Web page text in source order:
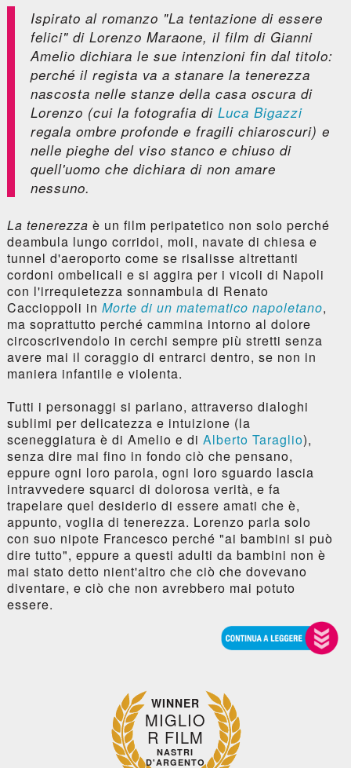
Ispirato al romanzo "La tentazione di essere
felici" di Lorenzo Maraone, il film di Gianni
Amelio dichiara le sue intenzioni fin dal titolo:
perché il regista va a stanare la tenerezza
nascosta nelle stanze della casa oscura di
Lorenzo (cui la fotografia di Luca Bigazzi
regala ombre profonde e fragili chiaroscuri) e
nelle pieghe del viso stanco e chiuso di
quell'uomo che dichiara di non amare
nessuno.
La tenerezza è un film peripatetico non solo perché
deambula lungo corridoi, moli, navate di chiesa e
tunnel d'aeroporto come se risalisse altrettanti
cordoni ombelicali e si aggira per i vicoli di Napoli
con l'irrequietezza sonnambula di Renato
Caccioppoli in Morte di un matematico napoletano,
ma soprattutto perché cammina intorno al dolore
circoscrivendolo in cerchi sempre più stretti senza
avere mai il coraggio di entrarci dentro, se non in
maniera infantile e violenta.
Tutti i personaggi si parlano, attraverso dialoghi
sublimi per delicatezza e intuizione (la
sceneggiatura è di Amelio e di Alberto Taraglio),
senza dire mai fino in fondo ciò che pensano,
eppure ogni loro parola, ogni loro sguardo lascia
intravvedere squarci di dolorosa verità, e fa
trapelare quel desiderio di essere amati che è,
appunto, voglia di tenerezza. Lorenzo parla solo
con suo nipote Francesco perché "ai bambini si può
dire tutto", eppure a questi adulti da bambini non è
mai stato detto nient'altro che ciò che dovevano
diventare, e ciò che non avrebbero mai potuto
essere.
WINNER
MIGLIO
R FILM
NASTRI
D'ARGENTO